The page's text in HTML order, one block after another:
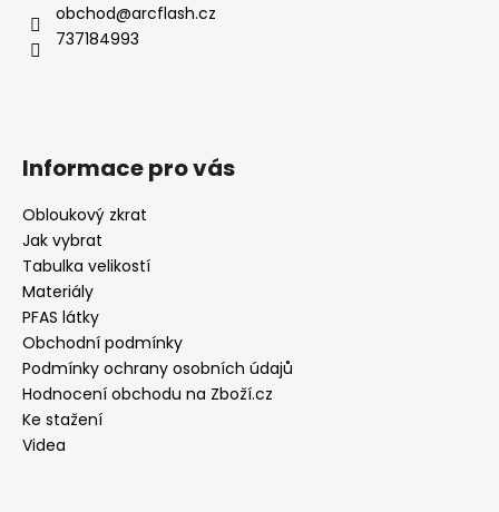
obchod@arcflash.cz
737184993
Informace pro vás
Obloukový zkrat
Jak vybrat
Tabulka velikostí
Materiály
PFAS látky
Obchodní podmínky
Podmínky ochrany osobních údajů
Hodnocení obchodu na Zboží.cz
Ke stažení
Videa